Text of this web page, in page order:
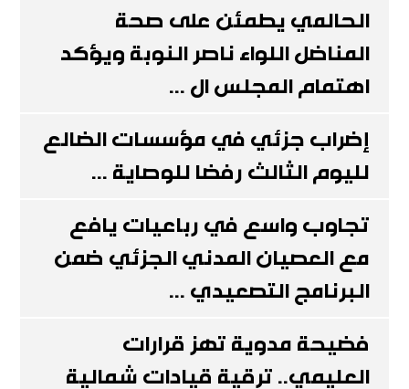
الحالمي يطمئن على صحة
المناضل اللواء ناصر النوبة ويؤكد
اهتمام المجلس ال ...
إضراب جزئي في مؤسسات الضالع
لليوم الثالث رفضا للوصاية ...
تجاوب واسع في رباعيات يافع
مع العصيان المدني الجزئي ضمن
البرنامج التصعيدي ...
فضيحة مدوية تهز قرارات
العليمي.. ترقية قيادات شمالية